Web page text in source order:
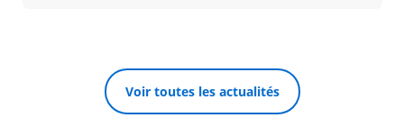
Voir toutes les actualités